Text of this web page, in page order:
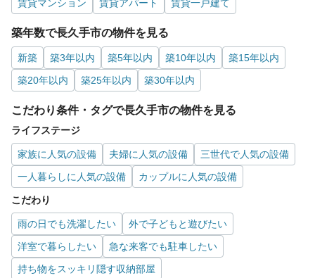
賃貸マンション 賃貸アパート 賃貸一戸建て
築年数で長久手市の物件を見る
新築 築3年以内 築5年以内 築10年以内
築15年以内
築20年以内
築25年以内 築30年以内
こだわり条件・タグで長久手市の物件を見る
ライフステージ
家族に人気の設備 夫婦に人気の設備
三世代で人気の設備
一人暮らしに人気の設備
カップルに人気の設備
こだわり
雨の日でも洗濯したい
外で子どもと遊びたい
洋室で暮らしたい
急な来客でも駐車したい
持ち物をスッキリ隠す収納部屋